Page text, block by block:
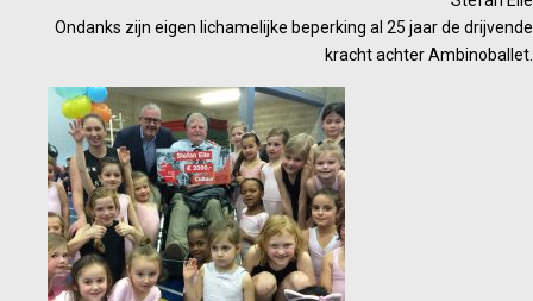
Ondanks zijn eigen lichamelijke beperking al 25 jaar de drijvende
kracht achter Ambinoballet.